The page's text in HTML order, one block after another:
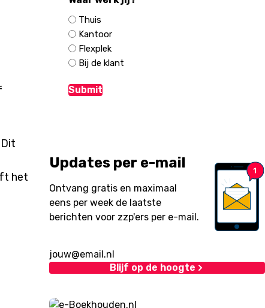
het
Thuis
Kantoor
Flexplek
Bij de klant
Updates per e-mail
Ontvang gratis en maximaal
eens per week de laatste
berichten voor zzp'ers per e-mail.
Blijf op de hoogte